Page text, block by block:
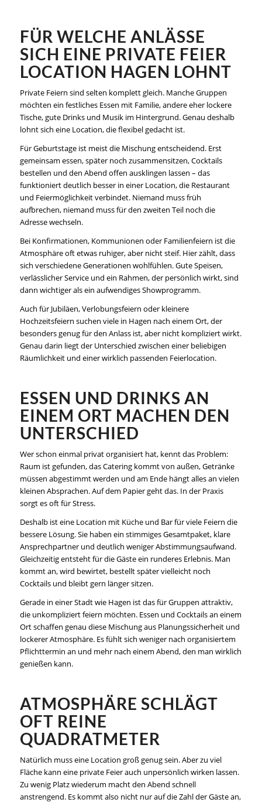
FÜR WELCHE ANLÄSSE
SICH EINE PRIVATE FEIER
LOCATION HAGEN LOHNT
Private Feiern sind selten komplett gleich. Manche Gruppen
möchten ein festliches Essen mit Familie, andere eher lockere
Tische, gute Drinks und Musik im Hintergrund. Genau deshalb
lohnt sich eine Location, die flexibel gedacht ist.
Für Geburtstage ist meist die Mischung entscheidend. Erst
gemeinsam essen, später noch zusammensitzen, Cocktails
bestellen und den Abend offen ausklingen lassen – das
funktioniert deutlich besser in einer Location, die Restaurant
und Feiermöglichkeit verbindet. Niemand muss früh
aufbrechen, niemand muss für den zweiten Teil noch die
Adresse wechseln.
Bei Konfirmationen, Kommunionen oder Familienfeiern ist die
Atmosphäre oft etwas ruhiger, aber nicht steif. Hier zählt, dass
sich verschiedene Generationen wohlfühlen. Gute Speisen,
verlässlicher Service und ein Rahmen, der persönlich wirkt, sind
dann wichtiger als ein aufwendiges Showprogramm.
Auch für Jubiläen, Verlobungsfeiern oder kleinere
Hochzeitsfeiern suchen viele in Hagen nach einem Ort, der
besonders genug für den Anlass ist, aber nicht kompliziert wirkt.
Genau darin liegt der Unterschied zwischen einer beliebigen
Räumlichkeit und einer wirklich passenden Feierlocation.
ESSEN UND DRINKS AN
EINEM ORT MACHEN DEN
UNTERSCHIED
Wer schon einmal privat organisiert hat, kennt das Problem:
Raum ist gefunden, das Catering kommt von außen, Getränke
müssen abgestimmt werden und am Ende hängt alles an vielen
kleinen Absprachen. Auf dem Papier geht das. In der Praxis
sorgt es oft für Stress.
Deshalb ist eine Location mit Küche und Bar für viele Feiern die
bessere Lösung. Sie haben ein stimmiges Gesamtpaket, klare
Ansprechpartner und deutlich weniger Abstimmungsaufwand.
Gleichzeitig entsteht für die Gäste ein runderes Erlebnis. Man
kommt an, wird bewirtet, bestellt später vielleicht noch
Cocktails und bleibt gern länger sitzen.
Gerade in einer Stadt wie Hagen ist das für Gruppen attraktiv,
die unkompliziert feiern möchten. Essen und Cocktails an einem
Ort schaffen genau diese Mischung aus Planungssicherheit und
lockerer Atmosphäre. Es fühlt sich weniger nach organisiertem
Pflichttermin an und mehr nach einem Abend, den man wirklich
genießen kann.
ATMOSPHÄRE SCHLÄGT
OFT REINE
QUADRATMETER
Natürlich muss eine Location groß genug sein. Aber zu viel
Fläche kann eine private Feier auch unpersönlich wirken lassen.
Zu wenig Platz wiederum macht den Abend schnell
anstrengend. Es kommt also nicht nur auf die Zahl der Gäste an,